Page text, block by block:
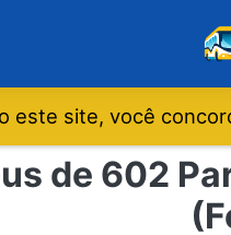
este site, você
de 602